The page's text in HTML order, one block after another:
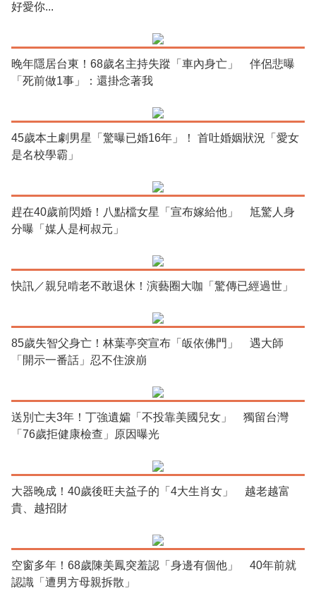
好愛你...
晚年隱居台東！68歲名主持失蹤「車內身亡」 伴侶悲曝
「死前做1事」：還掛念著我
45歲本土劇男星「驚曝已婚16年」！ 首吐婚姻狀況「愛女
是名校學霸」
趕在40歲前閃婚！八點檔女星「宣布嫁給他」 尪驚人身
分曝「媒人是柯叔元」
快訊／親兒啃老不敢退休！演藝圈大咖「驚傳已經過世」
85歲失智父身亡！林葉亭突宣布「皈依佛門」 遇大師
「開示一番話」忍不住淚崩
送別亡夫3年！丁強遺孀「不投靠美國兒女」 獨留台灣
「76歲拒健康檢查」原因曝光
大器晚成！40歲後旺夫益子的「4大生肖女」 越老越富
貴、越招財
空窗多年！68歲陳美鳳突羞認「身邊有個他」 40年前就
認識「遭男方母親拆散」